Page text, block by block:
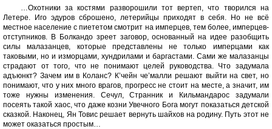
…Охотники за костями разворошили тот вертеп, что творился на
Летере. Иго эдуров сброшено, летерийцы приходят в себя. Но не всё
местное население с пиететом смотрит на имперцев, тем более, имперцев-
отступников. В Болкандо зреет заговор, основанный на идее разобщить
силы малазанцев, которые представлены не только имперцами как
таковыми, но и изморцами, хундрилами и баргастами. Сами же малазанцы
страдают от того, что не понимают целей руководства. Что задумала
адъюнкт? Зачем им в Коланс? К’чейн че’малли решают выйти на свет, но
понимают, что у них много врагов, прогресс не стоит на месте, а значит, им
тоже нужны изменения. Сечул, Странник и Кильмандарос задумали
посеять такой хаос, что даже козни Увечного Бога могут показаться детской
сказкой. Наконец, Ян Товис решает вернуть шайхов на родину. Путь этот не
может оказаться простым…